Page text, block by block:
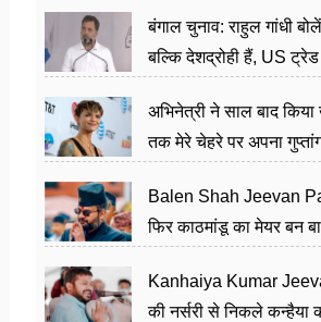
बंगाल चुनाव: राहुल गांधी
बल्कि देशद्रोही हैं, US
अभिनेत्री ने साल बाद
तक मेरे चेहरे पर अपना
Balen Shah Jeevan
फिर काठमांडू का मेयर बन
Kanhaiya Kumar
की नर्सरी से निकले कन्हैया